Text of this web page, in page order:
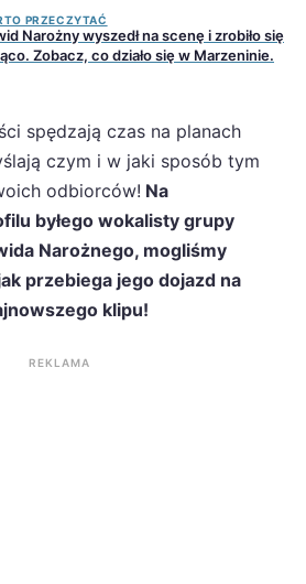
PRZECZYTAĆ
Narożny wyszedł na scenę i zrobiło się
Zobacz, co działo się w Marzeninie.
spędzają czas na planach
czym i w jaki sposób tym
odbiorców! Na
byłego wokalisty grupy
Narożnego, mogliśmy
przebiega jego dojazd na
klipu!
REKLAMA